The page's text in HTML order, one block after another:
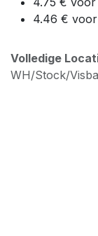
4.46 €
Volledige
WH/Stock/